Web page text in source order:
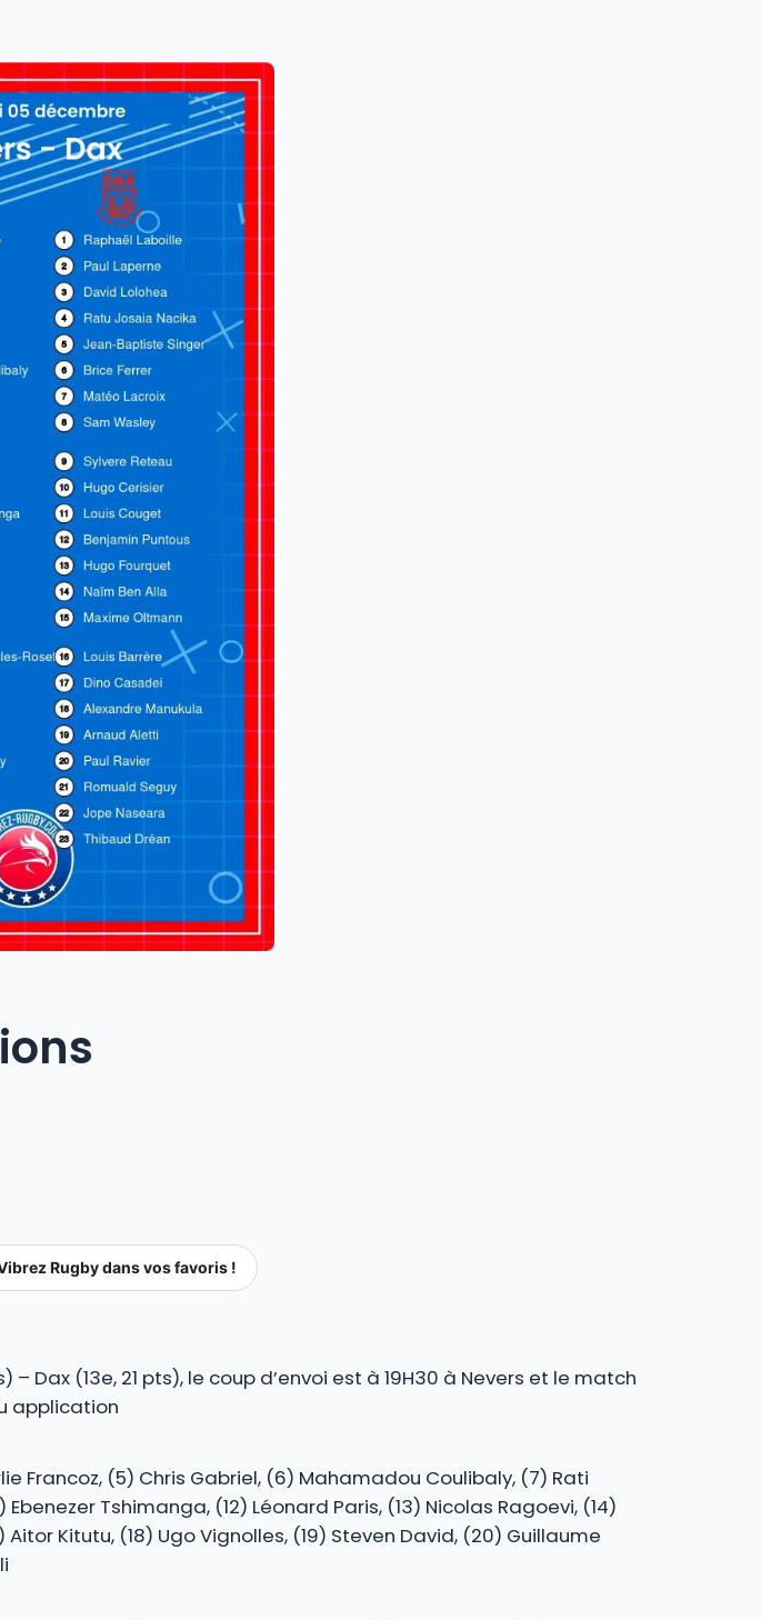
Rugby dans vos favoris !
(13e, 21 pts), le coup d’envoi est à 19H30 à Nevers et le match
application
Francoz, (5) Chris Gabriel, (6) Mahamadou Coulibaly, (7) Rati
Tshimanga, (12) Léonard Paris, (13) Nicolas Ragoevi, (14)
Kitutu, (18) Ugo Vignolles, (19) Steven David, (20) Guillaume